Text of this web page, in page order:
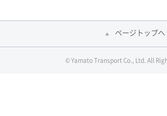
ページトップへ
© Yamato Transport Co., Ltd. All